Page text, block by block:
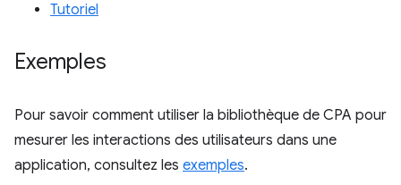
Tutoriel
Exemples
Pour savoir comment utiliser la bibliothèque de CPA pour
mesurer les interactions des utilisateurs dans une
application, consultez les exemples.